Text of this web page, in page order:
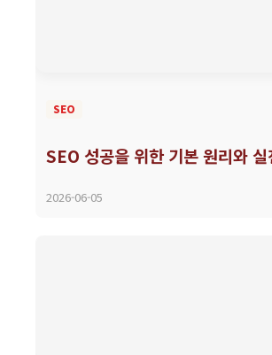
SEO
SEO 성공을 위한 기본 원리와
2026-06-05